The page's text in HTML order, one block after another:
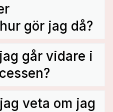
gör jag då?
går vidare i
veta om jag